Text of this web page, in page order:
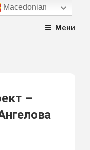
Мени
–
Macedonian